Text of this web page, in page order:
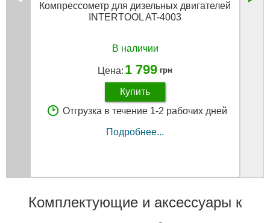
Компрессометр для дизельных двигателей
INTERTOOL AT-4003
В наличии
Цена: 1 799 грн
Купить
Отгрузка в течение 1-2 рабочих дней
Подробнее...
Комплектующие и аксессуары к